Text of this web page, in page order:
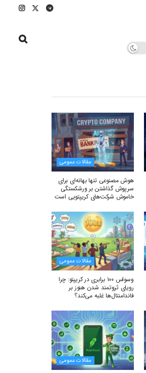
مقالات عمومی
هوش مصنوعی تنها بهانه‌ای برای
سرپوش گذاشتن بر ورشکستگی
خاموش شرکت‌های کریپتویی است
مقالات عمومی
وسواس ۱۰۰ برابری در کریپتو: چرا
رویای ثروتمند شدن هنوز بر
فاندامنتال‌ها غلبه می‌کند؟
مقالات عمومی